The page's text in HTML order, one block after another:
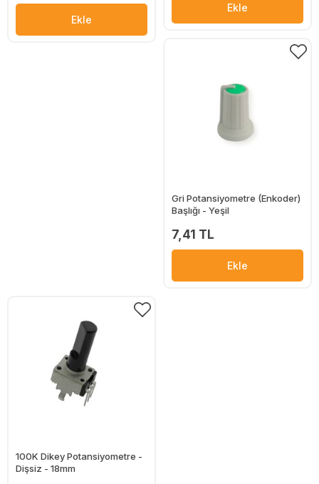
Ekle
Ekle
Gri Potansiyometre (Enkoder)
Başlığı - Yeşil
7,41 TL
Ekle
100K Dikey Potansiyometre -
Dişsiz - 18mm